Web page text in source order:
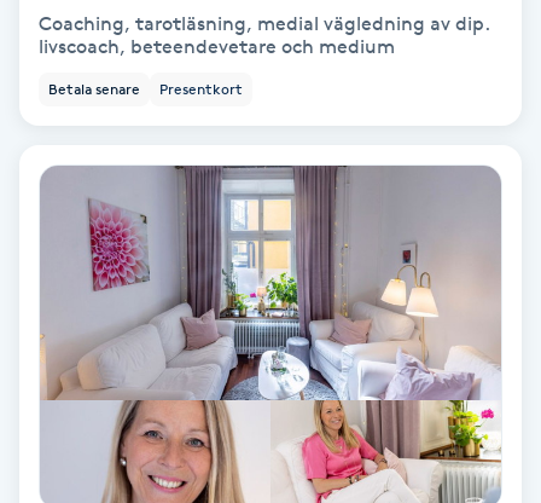
Nagelförlängning gelé
Nagelförlängning silke
Nagelförstärkning
Nagelklippning
Nagelsvamp
Nageltrång
Coaching, tarotläsning, medial vägledning av dip.
livscoach, beteendevetare och medium
Betala senare Presentkort